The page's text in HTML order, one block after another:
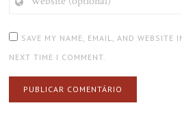
(OPTIONAL)
SAVE MY NAME, EMAIL, AND WEBSITE
NEXT TIME I COMMENT.